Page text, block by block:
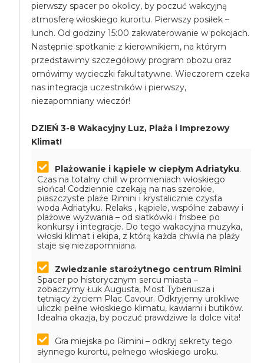
pierwszy spacer po okolicy, by poczuć wakcyjną
atmosferę włoskiego kurortu. Pierwszy posiłek –
lunch. Od godziny 15:00 zakwaterowanie w pokojach.
Następnie spotkanie z kierownikiem, na którym
przedstawimy szczegółowy program obozu oraz
omówimy wycieczki fakultatywne. Wieczorem czeka
nas integracja uczestników i pierwszy,
niezapomniany wieczór!
DZIEŃ 3-8 Wakacyjny Luz, Plaża i Imprezowy
Klimat!
Plażowanie i kąpiele w ciepłym Adriatyku.
Czas na totalny chill w promieniach włoskiego
słońca! Codziennie czekają na nas szerokie,
piaszczyste plaże Rimini i krystalicznie czysta
woda Adriatyku. Relaks , kąpiele, wspólne zabawy i
plażowe wyzwania – od siatkówki i frisbee po
konkursy i integracje. Do tego wakacyjna muzyka,
włoski klimat i ekipa, z którą każda chwila na plaży
staje się niezapomniana.
Zwiedzanie starożytnego centrum Rimini.
Spacer po historycznym sercu miasta –
zobaczymy Łuk Augusta, Most Tyberiusza i
tętniący życiem Plac Cavour. Odkryjemy urokliwe
uliczki pełne włoskiego klimatu, kawiarni i butików.
Idealna okazja, by poczuć prawdziwe la dolce vita!
Gra miejska po Rimini – odkryj sekrety tego
słynnego kurortu, pełnego włoskiego uroku.